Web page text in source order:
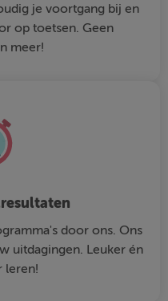
je voortgang bij en
op toetsen. Geen
meer!
door ons. Ons
uitdagingen. Leuker én
leren!